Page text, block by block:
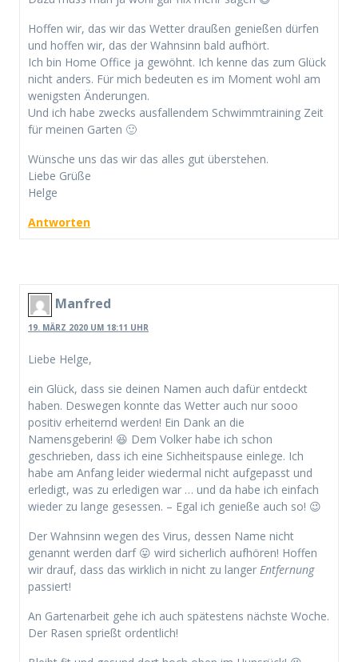
Hoffen wir, das wir das Wetter draußen genießen dürfen
und hoffen wir, das der Wahnsinn bald aufhört.
Ich bin Home Office ja gewöhnt. Ich kenne das zum Glück
nicht anders. Für mich bedeuten es im Moment wohl am
wenigsten Änderungen.
Und ich habe zwecks ausfallendem Schwimmtraining Zeit
für meinen Garten 🙂
Wünsche uns das wir das alles gut überstehen.
Liebe Grüße
Helge
Antworten
Manfred
19. MÄRZ 2020 UM 18:11 UHR
Liebe Helge,
ein Glück, dass sie deinen Namen auch dafür entdeckt
haben. Deswegen konnte das Wetter auch nur sooo
positiv erheiternd werden! Ein Dank an die
Namensgeberin! 😆 Dem Volker habe ich schon
geschrieben, dass ich eine Sichheitspause einlege. Ich
habe am Anfang leider wiedermal nicht aufgepasst und
erledigt, was zu erledigen war … und da habe ich einfach
wieder zu lange gesessen. – Egal ich genieße auch so! 😉
Der Wahnsinn wegen des Virus, dessen Name nicht
genannt werden darf 😛 wird sicherlich aufhören! Hoffen
wir drauf, dass das wirklich in nicht zu langer Entfernung
passiert!
An Gartenarbeit gehe ich auch spätestens nächste Woche.
Der Rasen sprießt ordentlich!